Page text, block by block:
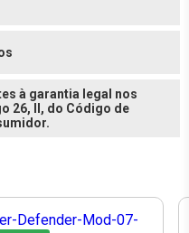
à garantia legal nos
26, II, do Código de